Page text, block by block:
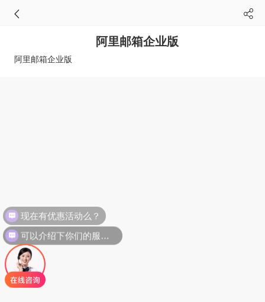
阿里邮箱企业版
阿里邮箱企业版
现在有优惠活动么？